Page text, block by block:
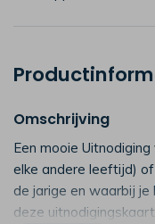
Omschrijving
Een mooie
elke andere leeftijd)
de jarige en waarbij
deze